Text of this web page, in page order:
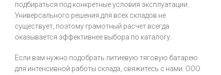
подбираться под конкретные условия эксплуатации.
Универсального решения для всех складов не
существует, поэтому грамотный расчет всегда
оказывается эффективнее выбора по каталогу.
Если вам нужно подобрать литиевую тяговую батарею
для интенсивной работы склада, свяжитесь с нами. ООО